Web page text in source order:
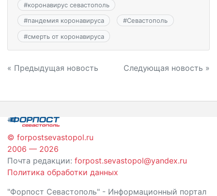
#коронавирус севастополь
#пандемия коронавируса #Севастополь
#смерть от коронавируса
Навигация
записям
« Предыдущая новость Следующая новость »
© forpostsevastopol.ru
2006 — 2026
Почта редакции: forpost.sevastopol@yandex.ru
Политика обработки данных
"Форпост Севастополь" - Информационный портал